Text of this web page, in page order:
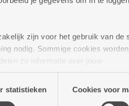
zijn voor het gebruik van de
nodig. Sommige cookies worden
zo informatie over jouw
Deze partners kunnen deze
statistieken Cookies voor